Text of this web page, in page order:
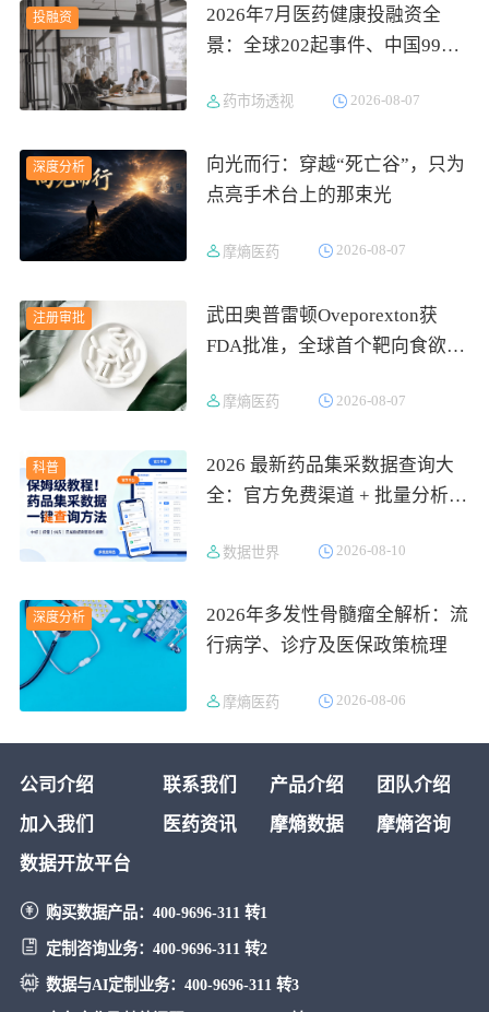
投融资
2026年7月医药健康投融资全
景：全球202起事件、中国99
吸金564亿
药市场透视 2026-08-07
深度分析
向光而行：穿越“死亡谷”，只为
点亮手术台上的那束光
摩熵医药 2026-08-07
注册审批
武田奥普雷顿Oveporexton获
FDA批准，全球首个靶向食欲素
上市摩熵医药 2026-08-07
科普
2026 最新药品集采数据查询大
全：官方免费渠道 + 批量分析数
数据世界 2026-08-10
深度分析
2026年多发性骨髓瘤全解析：流
行病学、诊疗及医保政策梳理
摩熵医药 2026-08-06
公司介绍 联系我们 产品介绍
团队介绍
加入我们
医药资讯 摩熵数据
摩熵咨询
数据开放平台
购买数据产品： 400-9696-311 转1
定制咨询业务： 400-9696-311 转2
数据与AI定制业务： 400-9696-311 转3